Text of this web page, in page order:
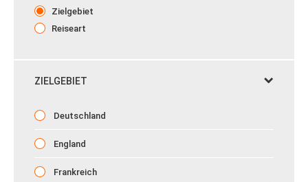
Zielgebiet
Reiseart
ZIELGEBIET
Deutschland
England
Frankreich